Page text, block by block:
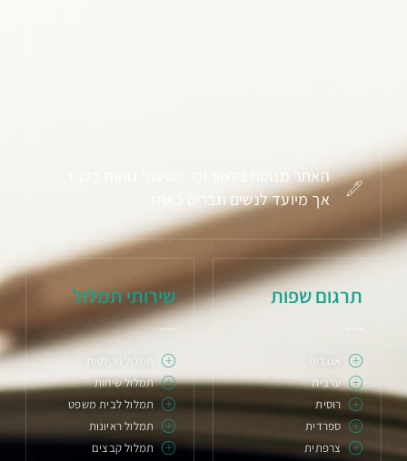
האתר מנוסח בלשון זכר מטעמי נוחות בלבד,
אך מיועד לנשים וגברים כאחד
תרגום שפות
אנגלית
ערבית
רוסית
ספרדית
צרפתית
שירותי תמלול
תמלול הקלטות
תמלול שיחות
תמלול לבית משפט
תמלול ראיונות
תמלול קבצים